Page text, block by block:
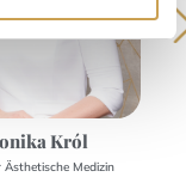
Król
Medizin